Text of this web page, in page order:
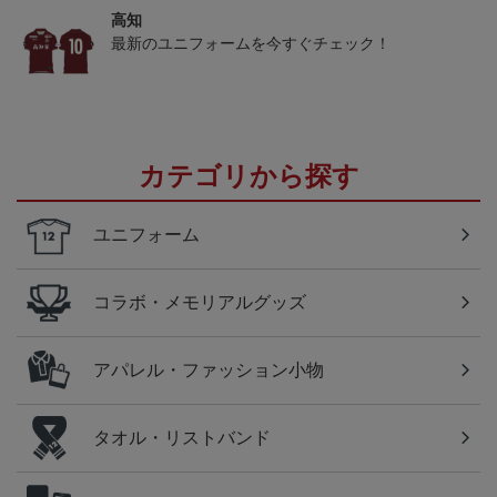
高知
最新のユニフォームを今すぐチェック！
カテゴリから探す
ユニフォーム
コラボ・メモリアルグッズ
アパレル・ファッション小物
タオル・リストバンド